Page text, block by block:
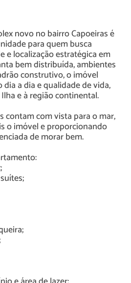
novo no bairro Capoeiras é
para quem busca
e localização estratégica em
bem distribuída, ambientes
construtivo, o imóvel
a dia e qualidade de vida,
e à região continental.
contam com vista para o mar,
o imóvel e proporcionando
de morar bem.